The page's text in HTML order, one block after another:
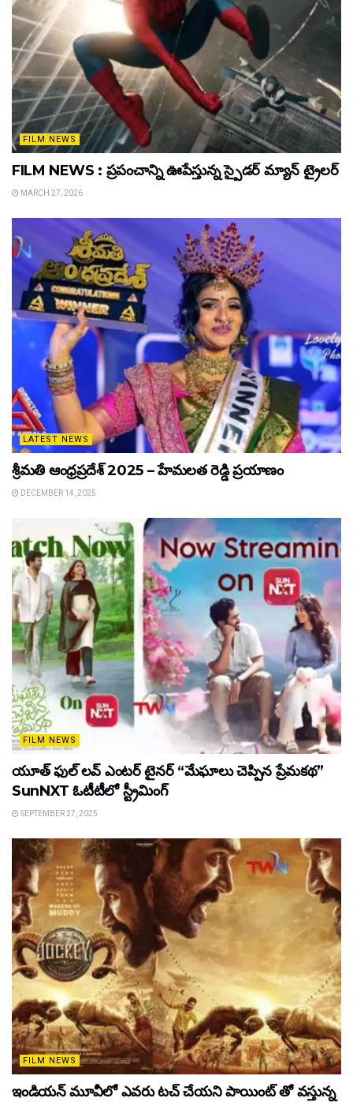
FILM NEWS
FILM NEWS : ప్రపంచాన్ని ఊపేస్తున్న స్పైడర్ మ్యాన్ ట్రైలర్
MARCH 27, 2026
LATEST NEWS
శ్రీమతి ఆంధ్రప్రదేశ్ 2025 – హేమలత రెడ్డి ప్రయాణం
DECEMBER 14, 2025
FILM NEWS
యూత్ ఫుల్ లవ్ ఎంటర్ టైనర్ “మేఘాలు చెప్పిన ప్రేమకథ”
SunNXT ఓటీటీలో స్ట్రీమింగ్
SEPTEMBER 27, 2025
FILM NEWS
ఇండియన్ మూవీలో ఎవరు టచ్ చేయని పాయింట్ తో వస్తున్న